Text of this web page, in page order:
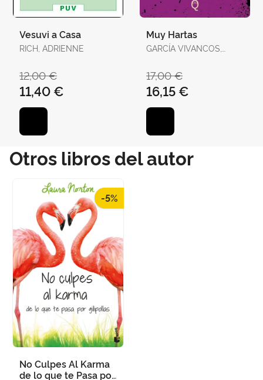
Vesuvi a Casa
RICH, ADRIENNE
12,00 €
11,40 €
Muy Hartas
GARCÍA VIVANCOS,
17,00 €
16,15 €
Otros libros del autor
-5%
No Culpes Al Karma
de lo que te Pasa por